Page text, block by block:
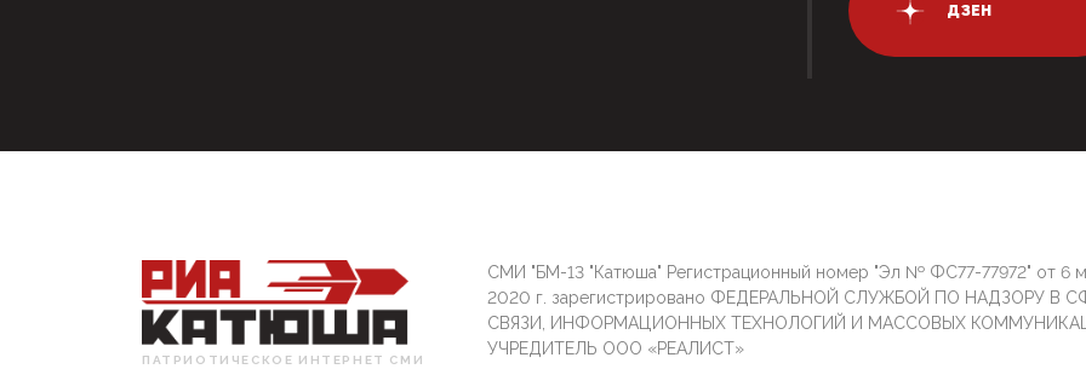
ДЗЕН
ПАТРИОТИЧЕСКОЕ ИНТЕРНЕТ СМИ
СМИ "БМ-13 "Катюша" Регистрационный номер "Эл № ФС77-77972" от 6
2020 г. зарегистрировано ФЕДЕРАЛЬНОЙ СЛУЖБОЙ ПО НАДЗОРУ В
СВЯЗИ, ИНФОРМАЦИОННЫХ ТЕХНОЛОГИЙ И МАССОВЫХ
УЧРЕДИТЕЛЬ ООО «РЕАЛИСТ»